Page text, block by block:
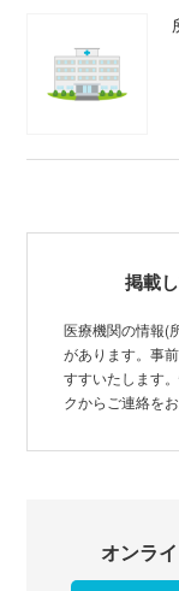
掲載
医療機関の情報(
があります。事
すすいたします
クからご連絡を
オンラ